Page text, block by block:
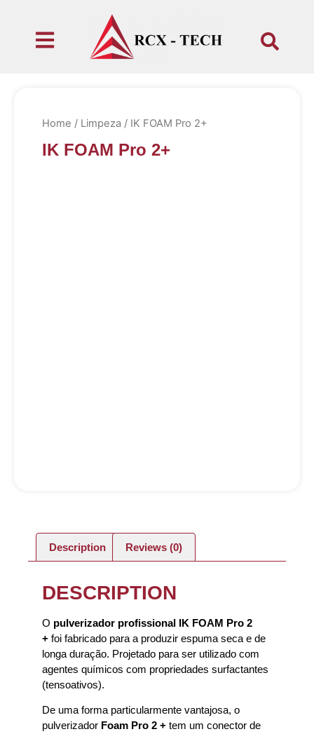
Home / Limpeza / IK FOAM Pro 2+
IK FOAM Pro 2+
Description Reviews (0)
DESCRIPTION
O pulverizador profissional IK FOAM Pro 2
+ foi fabricado para a produzir espuma seca e de
longa duração. Projetado para ser utilizado com
agentes químicos com propriedades surfactantes
(tensoativos).
De uma forma particularmente vantajosa, o
pulverizador Foam Pro 2 + tem um conector de